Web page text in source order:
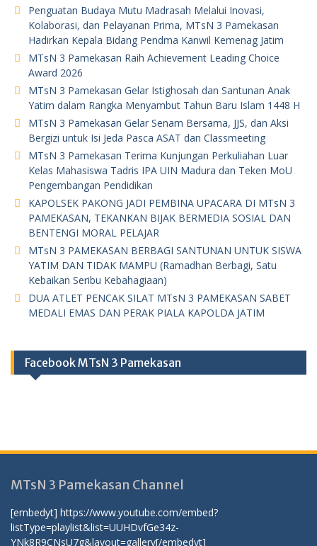
Penguatan Budaya Mutu Madrasah Melalui Inovasi,
Kolaborasi, dan Pelayanan Prima, MTsN 3 Pamekasan
Hadirkan Kepala Bidang Pendma Kanwil Kemenag Jatim
MTsN 3 Pamekasan Raih Achievement Leading Choice
Award 2026
MTsN 3 Pamekasan Gelar Istighosah dan Santunan Anak
Yatim dalam Rangka Menyambut Tahun Baru Islam 1448 H
MTsN 3 Pamekasan Gelar Senam Bersama, JJS, dan Aksi
Bergizi untuk Isi Jeda Pasca ASAT dan Classmeeting
MTsN 3 Pamekasan Terima Kunjungan Perkuliahan Luar
Kelas Mahasiswa Tadris IPA UIN Madura dan Teken MoU
Pengembangan Pendidikan
KAPOLSEK PAKONG JADI PEMBINA UPACARA DI MTsN 3
PAMEKASAN, TEKANKAN BIJAK BERMEDIA SOSIAL DAN
BENTENGI MORAL PELAJAR
MTsN 3 PAMEKASAN BERBAGI SANTUNAN UNTUK SISWA
YATIM DAN TIDAK MAMPU (Ramadhan Berbagi, Satu
Kebaikan Seribu Kebahagiaan)
DUA ATLET PENCAK SILAT MTsN 3 PAMEKASAN SABET
MEDALI EMAS DAN PERAK PIALA KAPOLDA JATIM
Facebook MTsN 3 Pamekasan
MTsN 3 Pamekasan Channel
[embedyt] https://www.youtube.com/embed?
listType=playlist&list=UUHDvfGe34z-
YNk8R9CNsU7g&layout=gallery[/embedyt]